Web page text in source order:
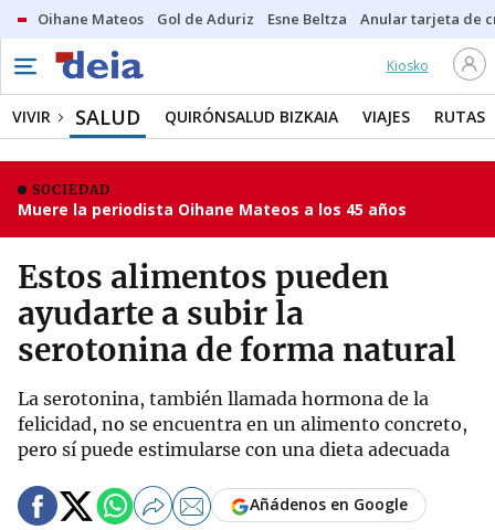
Oihane Mateos Gol de Aduriz Esne Beltza Anular tarjeta de
Kiosko
VIVIR SALUD QUIRÓNSALUD BIZKAIA VIAJES RUTAS
SOCIEDAD
Muere la periodista Oihane Mateos a los 45 años
Estos alimentos pueden
ayudarte a subir la
serotonina de forma natural
La serotonina, también llamada hormona de la
felicidad, no se encuentra en un alimento concreto,
pero sí puede estimularse con una dieta adecuada
Añádenos en Google